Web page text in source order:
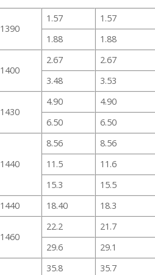
1390
1.57
1.57
1.88
1.88
1400
2.67
2.67
3.48
3.53
1430
4.90
4.90
6.50
6.50
1440
8.56
8.56
11.5
11.6
15.3
15.5
1440 18.40
18.3
1460
22.2
21.7
29.6
29.1
35.8
35.7